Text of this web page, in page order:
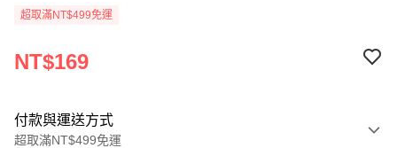
超取滿NT$499免運
NT$169
付款與運送方式
超取滿NT$499免運